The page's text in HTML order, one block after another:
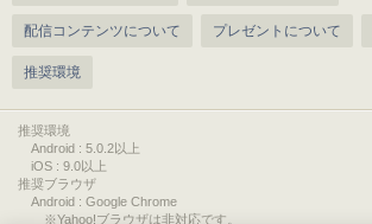
配信コンテンツについて プレゼントについて
推奨環境
推奨環境
Android : 5.0.2以上
iOS : 9.0以上
推奨ブラウザ
Android : Google Chrome
※Yahoo!ブラウザは非対応です。